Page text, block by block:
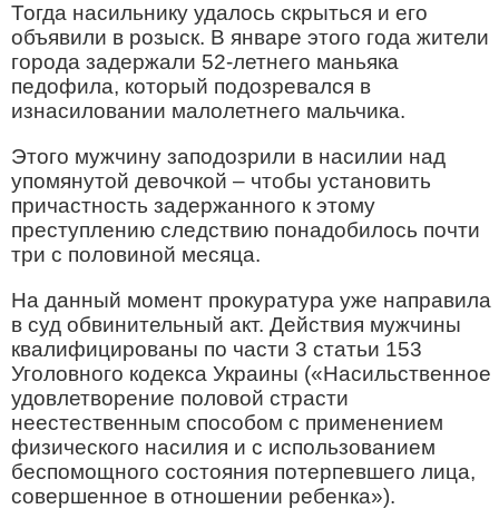
Тогда насильнику удалось скрыться и его
объявили в розыск. В январе этого года жители
города задержали 52-летнего маньяка
педофила, который подозревался в
изнасиловании малолетнего мальчика.
Этого мужчину заподозрили в насилии над
упомянутой девочкой – чтобы установить
причастность задержанного к этому
преступлению следствию понадобилось почти
три с половиной месяца.
На данный момент прокуратура уже направила
в суд обвинительный акт. Действия мужчины
квалифицированы по части 3 статьи 153
Уголовного кодекса Украины («Насильственное
удовлетворение половой страсти
неестественным способом с применением
физического насилия и с использованием
беспомощного состояния потерпевшего лица,
совершенное в отношении ребенка»).